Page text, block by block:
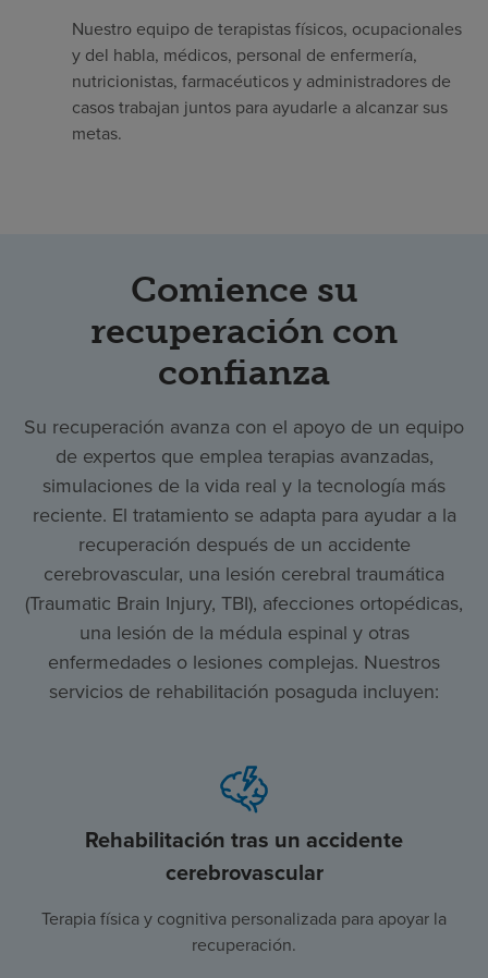
Nuestro equipo de terapistas físicos, ocupacionales
y del habla, médicos, personal de enfermería,
nutricionistas, farmacéuticos y administradores de
casos trabajan juntos para ayudarle a alcanzar sus
metas.
Comience su
recuperación con
confianza
Su recuperación avanza con el apoyo de un equipo
de expertos que emplea terapias avanzadas,
simulaciones de la vida real y la tecnología más
reciente. El tratamiento se adapta para ayudar a la
recuperación después de un accidente
cerebrovascular, una lesión cerebral traumática
(Traumatic Brain Injury, TBI), afecciones ortopédicas,
una lesión de la médula espinal y otras
enfermedades o lesiones complejas. Nuestros
servicios de rehabilitación posaguda incluyen:
Rehabilitación tras un accidente
cerebrovascular
Terapia física y cognitiva personalizada para apoyar la
recuperación.